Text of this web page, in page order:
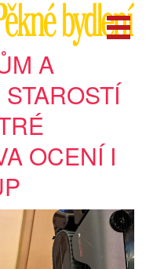
A
OCENÍ I